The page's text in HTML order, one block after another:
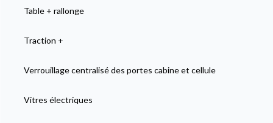
Table + rallonge
Traction +
Verrouillage centralisé des portes cabine et cellule
Vitres électriques